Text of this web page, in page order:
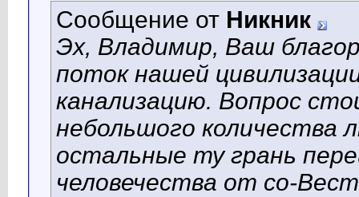
Сообщение от Никник
Эх, Владимир, Ваш
поток нашей
канализацию. Вопрос
небольшого количества
остальные ту грань
человечества от со-